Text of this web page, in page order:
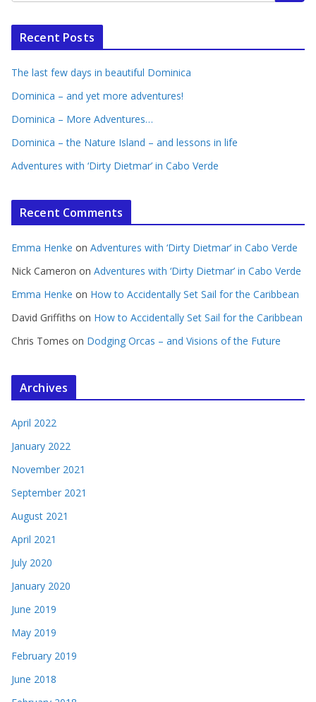
Recent Posts
The last few days in beautiful Dominica
Dominica – and yet more adventures!
Dominica – More Adventures…
Dominica – the Nature Island – and lessons in life
Adventures with ‘Dirty Dietmar’ in Cabo Verde
Recent Comments
Emma Henke on Adventures with ‘Dirty Dietmar’ in Cabo Verde
Nick Cameron on Adventures with ‘Dirty Dietmar’ in Cabo Verde
Emma Henke on How to Accidentally Set Sail for the Caribbean
David Griffiths on How to Accidentally Set Sail for the Caribbean
Chris Tomes on Dodging Orcas – and Visions of the Future
Archives
April 2022
January 2022
November 2021
September 2021
August 2021
April 2021
July 2020
January 2020
June 2019
May 2019
February 2019
June 2018